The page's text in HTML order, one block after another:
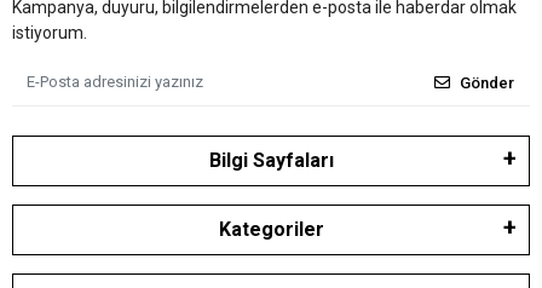
Kampanya, duyuru, bilgilendirmelerden e-posta ile haberdar olmak
istiyorum.
Gönder
Bilgi Sayfaları
Kategoriler